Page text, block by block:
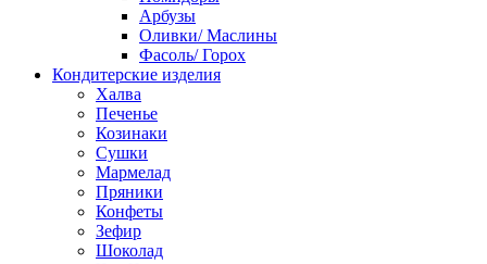
Арбузы
Оливки/ Маслины
Фасоль/ Горох
Кондитерские изделия
Халва
Печенье
Козинаки
Сушки
Мармелад
Пряники
Конфеты
Зефир
Шоколад